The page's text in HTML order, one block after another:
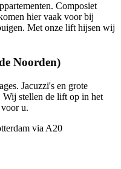
Composiet
hier vaak voor bij
Met onze lift hijsen wij
Noorden)
Jacuzzi's en grote
Wij stellen de lift op in het
u.